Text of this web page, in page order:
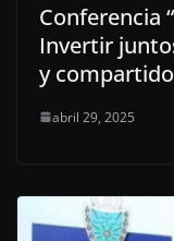
Conferencia
Invertir
y
abril 29, 2025